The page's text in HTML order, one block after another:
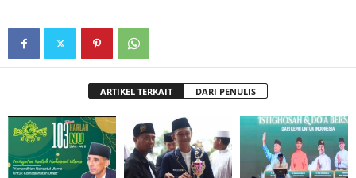
ARTIKEL TERKAIT DARI PENULIS